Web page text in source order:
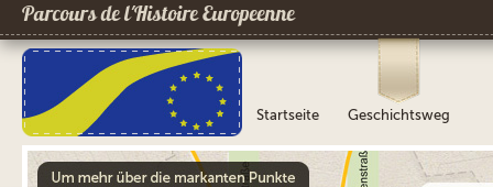
Parcours de l´Histoire Europeenne
Startseite Geschichtsweg